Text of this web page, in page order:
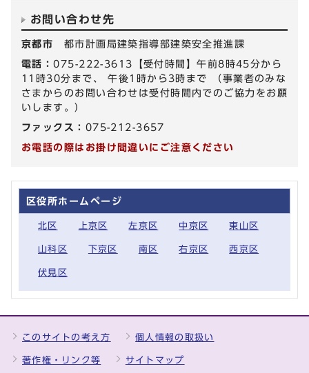
お問い合わせ先
京都市 都市計画局建築指導部建築安全推進課
電話：075-222-3613【受付時間】午前8時45分から
11時30分まで、 午後1時から3時まで （事業者のみな
さまからのお問い合わせは受付時間内でのご協力をお願
いします。）
ファックス： 075-212-3657
お電話の際はお掛け間違いにご注意ください
区役所ホームページ
北区 上京区 左京区 中京区 東山区
山科区 下京区 南区 右京区 西京区
伏見区
このサイトの考え方 個人情報の取扱い
著作権・リンク等 サイトマップ